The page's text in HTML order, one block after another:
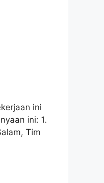
ini
ini: 1.
Tim